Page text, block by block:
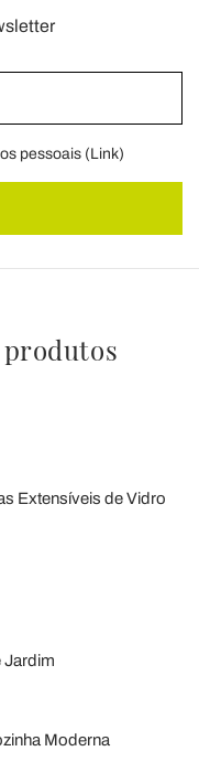
pessoais (Link)
produtos
Extensíveis de Vidro
Jardim
Moderna